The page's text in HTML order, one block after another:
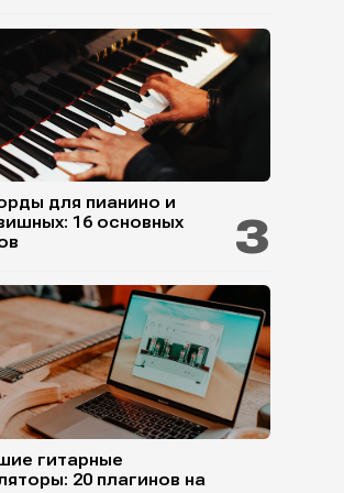
для пианино и
16 основных
гитарные
20 плагинов на